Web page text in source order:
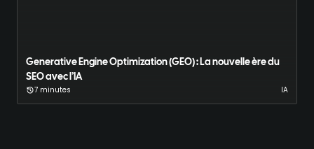
Generative Engine Optimization (GEO) : La nouvelle ère du
SEO avec l’IA
7 minutes IA